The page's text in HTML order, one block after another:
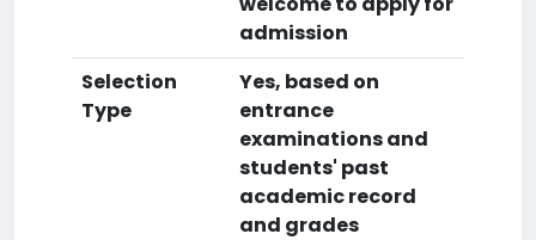
admission
Selection
Type
Yes, based on
entrance
examinations and
students' past
academic record
and grades